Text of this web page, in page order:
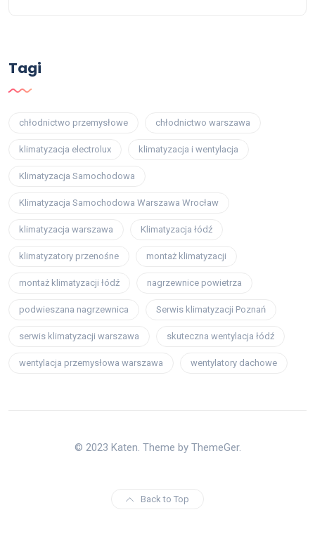
Tagi
chłodnictwo przemysłowe chłodnictwo warszawa
klimatyzacja electrolux klimatyzacja i wentylacja
Klimatyzacja Samochodowa
Klimatyzacja Samochodowa Warszawa Wrocław
klimatyzacja warszawa Klimatyzacja łódź
klimatyzatory przenośne montaż klimatyzacji
montaż klimatyzacji łódź nagrzewnice powietrza
podwieszana nagrzewnica Serwis klimatyzacji Poznań
serwis klimatyzacji warszawa skuteczna wentylacja łódź
wentylacja przemysłowa warszawa wentylatory dachowe
© 2023 Katen. Theme by ThemeGer.
Back to Top